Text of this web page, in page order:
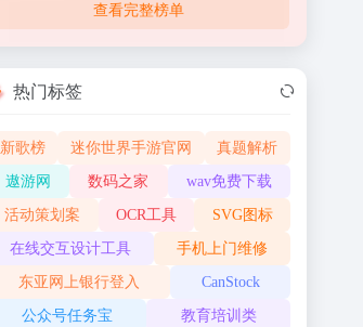
查看完整榜单
热门标签
新歌榜 迷你世界手游官网 真题解析
遨游网 数码之家 wav免费下载
活动策划案 OCR工具 SVG图标
在线交互设计工具 手机上门维修
东亚网上银行登入 CanStock
公众号任务宝 教育培训类